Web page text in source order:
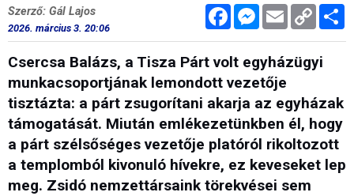
FacebookMessenger
Email Copy
Link
Szerző: Gál Lajos
2026. március 3. 20:06
Csercsa Balázs, a Tisza Párt volt egyházügyi
munkacsoportjának lemondott vezetője
tisztázta: a párt zsugorítani akarja az egyházak
támogatását. Miután emlékezetünkben él, hogy
a párt szélsőséges vezetője platóról rikoltozott
a templomból kivonuló hívekre, ez keveseket lep
meg. Zsidó nemzettársaink törekvései sem